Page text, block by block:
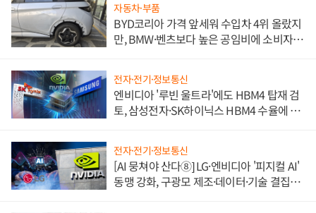
자동차·부품
BYD코리아 가격 앞세워 수입차 4위 올랐지
만, BMW·벤츠보다 높은 공임비에 소비자
전자·전기·정보통신
엔비디아 '루빈 울트라'에도 HBM4 탑재 검
토, 삼성전자·SK하이닉스 HBM4 수율에 주
전자·전기·정보통신
[AI 뭉쳐야 산다⑧] LG·엔비디아 '피지컬 AI'
동맹 강화, 구광모 제조·데이터·기술 결집